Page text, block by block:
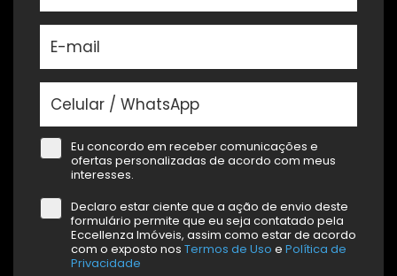
Eu concordo em receber comunicações e
ofertas personalizadas de acordo com meus
interesses.
Declaro estar ciente que a ação de envio deste
formulário permite que eu seja contatado pela
Eccellenza Imóveis, assim como estar de acordo
com o exposto nos Termos de Uso e Política de
Privacidade